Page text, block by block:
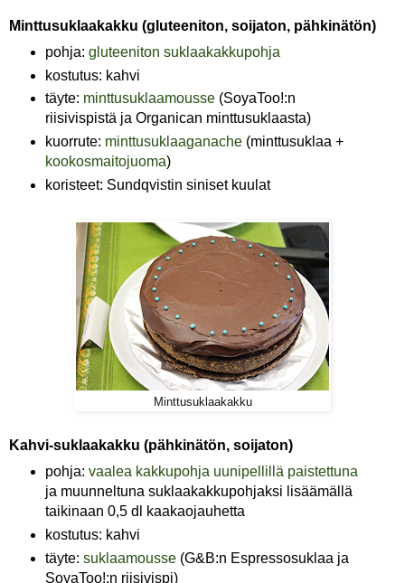
Minttusuklaakakku (gluteeniton, soijaton, pähkinätön)
pohja: gluteeniton suklaakakkupohja
kostutus: kahvi
täyte: minttusuklaamousse(SoyaToo!:n
riisivispistä ja Organican minttusuklaasta)
kuorrute: minttusuklaaganache(minttusuklaa +
kookosmaitojuoma)
koristeet: Sundqvistin siniset kuulat
Minttusuklaakakku
Kahvi-suklaakakku (pähkinätön, soijaton)
pohja: vaalea kakkupohja uunipellillä paistettuna
ja muunneltuna suklaakakkupohjaksi lisäämällä
taikinaan 0,5 dl kaakaojauhetta
kostutus: kahvi
täyte: suklaamousse(G&B:n Espressosuklaa ja
SoyaToo!:n riisivispi)